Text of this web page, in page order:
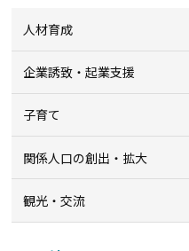
人材育成
企業誘致・起業支援
子育て
関係人口の創出・拡大
観光・交流